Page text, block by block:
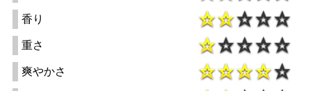
香り
重さ
爽やかさ